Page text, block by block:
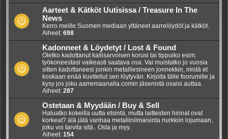
Aarteet & Kätköt Uutisissa / Treasure In The
News
Kerro meille Suomen mediaan yltäneet aarrelöydöt ja kätköt.
Aiheet: 698
Kadonneet & Löydetyt / Lost & Found
Oletko kadottanut kallisarvoisen korusi tai tippuiko esim.
työkoneestasi vaikeasti saatava osa. Vai muistatko jo vuosia
sitten kadottaneesi jonkin metalliesineen jonnekkin, mistä et
koskaan enää kuvitellut sen löytyvän. Kirjoita tälle foorumille ja
kysy jos joku aarremaanalla.comin jäsenistä osaisi auttaa.
Aiheet: 287
Ostetaan & Myydään / Buy & Sell
Haluatko kokeilla uutta etsintä, mutta laitteiden hinnat ovat
korkeat? älä jätä vanhaa metallinilmaisinta nurkkiin lojumaan,
joku voi tarvita sitä.. Osta ja myy.
Aiheet: 154